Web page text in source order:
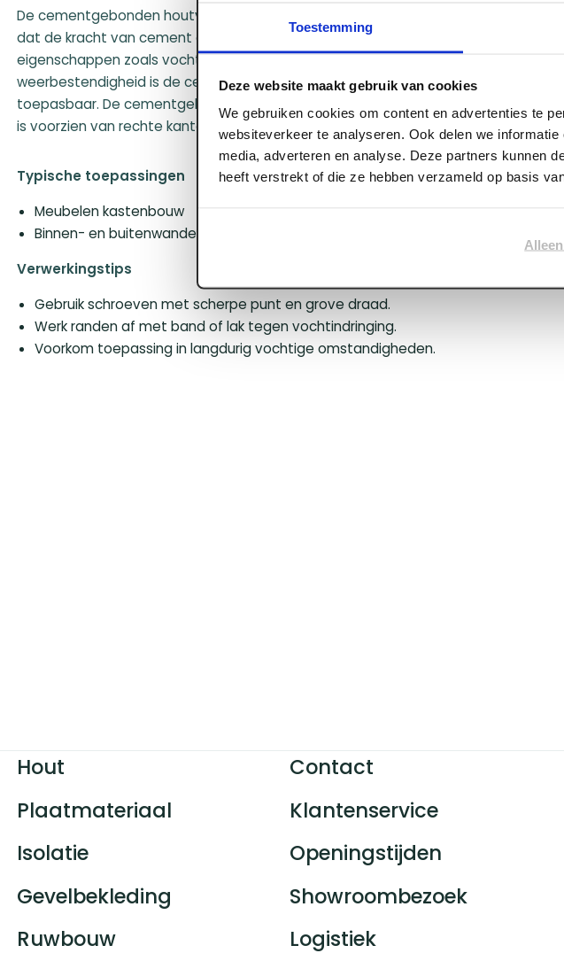
Toestemming
Deze website maakt gebruik van cookies
We gebruiken cookies om content en advertenties te
websiteverkeer te analyseren. Ook delen we
media, adverteren en analyse. Deze partners kunnen
heeft verstrekt of die ze hebben verzameld op basis
De cementgebonden houtvezelplaat is een duurzaam en veelzijdig plaatmateriaal
dat de kracht van cement combineert met de flexibiliteit van hout. Met
eigenschappen zoals vochtbestendigheid, brandwerendheid, geluidsisolatie en
weerbestendigheid is de cementgebonden plaat zowel binnen als buiten
toepasbaar. De cementgebonden vezelplaat heeft een cementgrijs oppervlak en
is voorzien van rechte kanten.
Typische toepassingen
Meubelen kastenbouw
Binnen- en buitenwanden en vaste betimmeringen
Verwerkingstips
Gebruik schroeven met scherpe punt en grove draad.
Werk randen af met band of lak tegen vochtindringing.
Voorkom toepassing in langdurig vochtige omstandigheden.
Hout
Plaatmateriaal
Isolatie
Gevelbekleding
Ruwbouw
Contact
Klantenservice
Openingstijden
Showroombezoek
Logistiek